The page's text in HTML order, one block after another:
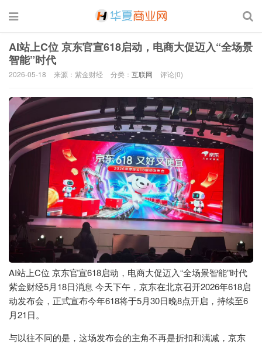
AI站上C位 京东官宣618启动，电商大促迈入“全场景
智能”时代
2026-05-18 来源：紫金财经 分类： 互联网 评论(0)
AI站上C位 京东官宣618启动，电商大促迈入“全场景智能”时代
紫金财经5月18日消息 今天下午，京东在北京召开2026年618启
动发布会，正式宣布今年618将于5月30日晚8点开启，持续至6
月21日。
与以往不同的是，这场发布会的主角不再是折扣和满减，京东